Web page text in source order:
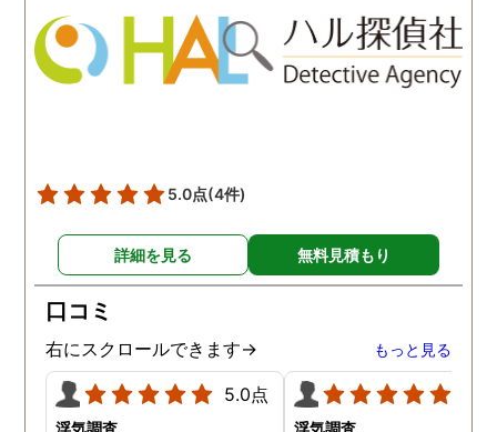
た私のケアをしっかりして
くださったおかげで、今は
元気に過ごせています。
も東京駅前相談室にお願
して良かったと思ってい
す。
5.0点(4件)
詳細を見る 無料見積もり
口コミ
右にスクロールできます→ もっと見る
5.0点
浮気調査 浮気調査